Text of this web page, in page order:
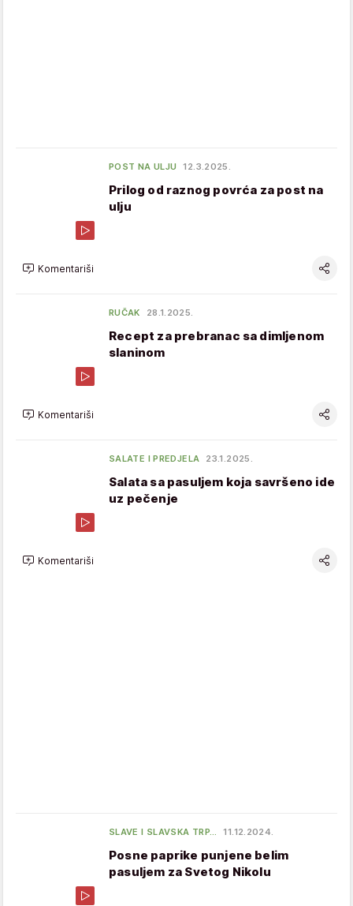
POST NA ULJU 12.3.2025.
Prilog od raznog povrća za post na
ulju
Komentariši
RUČAK 28.1.2025.
Recept za prebranac sa dimljenom
slaninom
Komentariši
SALATE I PREDJELA 23.1.2025.
Salata sa pasuljem koja savršeno ide
uz pečenje
Komentariši
SLAVE I SLAVSKA TRP… 11.12.2024.
Posne paprike punjene belim
pasuljem za Svetog Nikolu